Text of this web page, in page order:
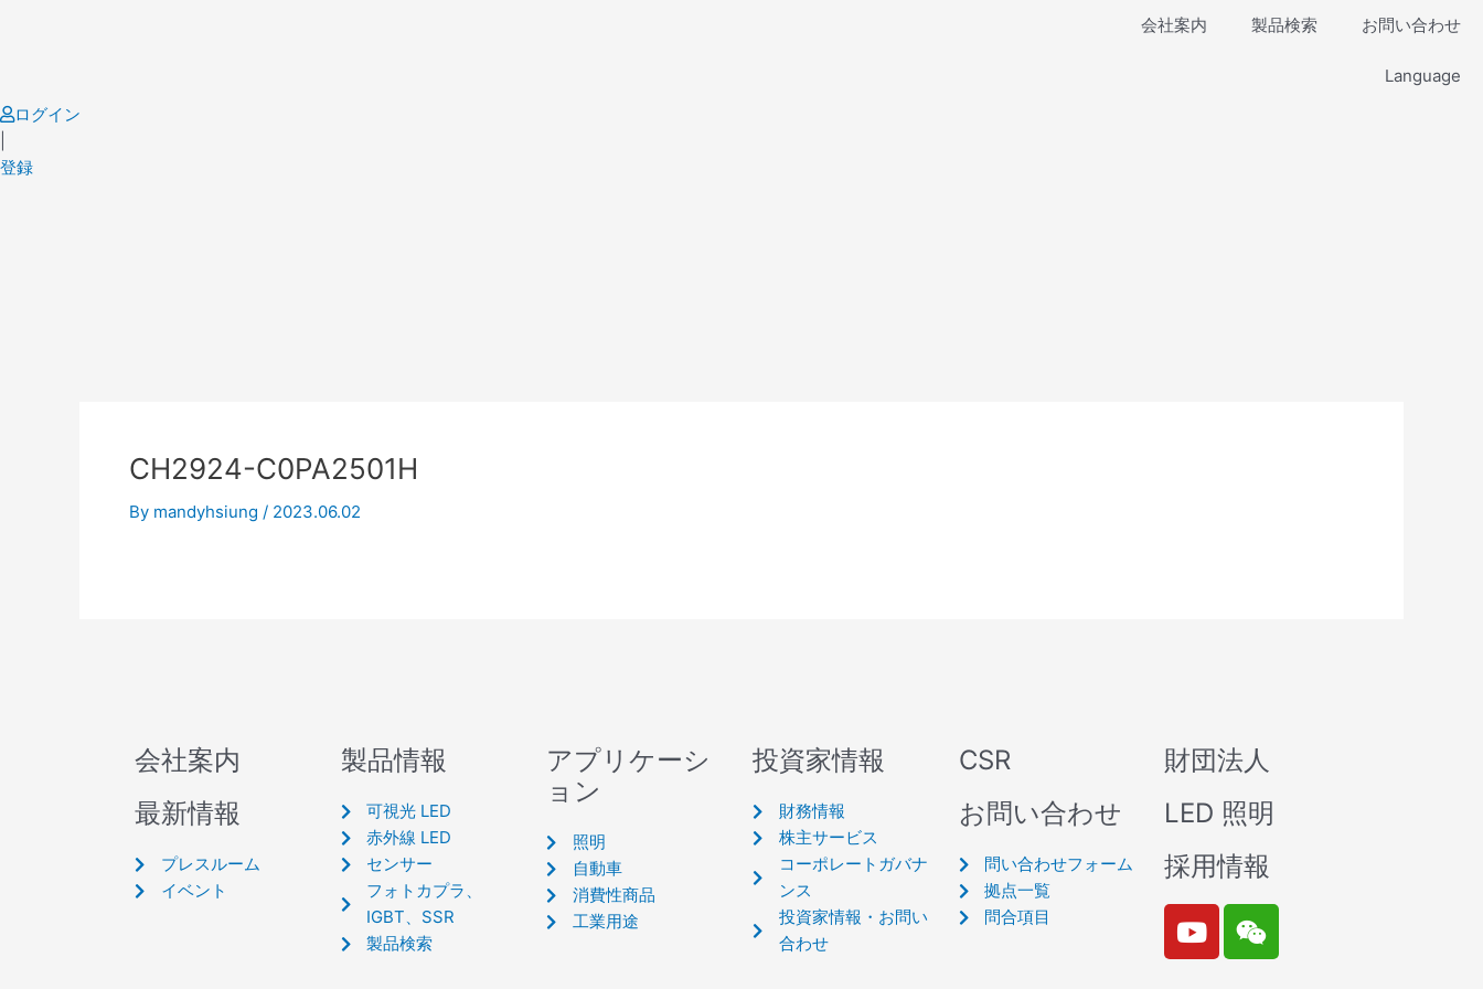
会社案内 製品検索 お問い合わせ
Language
ログイン
登録
CH2924-C0PA2501H
By mandyhsiung / 2023.06.02
会社案内
最新情報
プレスルーム
イベント
製品情報
可視光 LED
赤外線 LED
センサー
フォトカプラ、
IGBT、SSR
製品検索
アプリケーシ
ョン
照明
自動車
消費性商品
工業用途
投資家情報
財務情報
株主サービス
コーポレートガバナ
ンス
投資家情報・お問い
合わせ
CSR
お問い合わせ
問い合わせフォーム
拠点一覧
問合項目
財団法人
LED 照明
採用情報
Y
o
W
e